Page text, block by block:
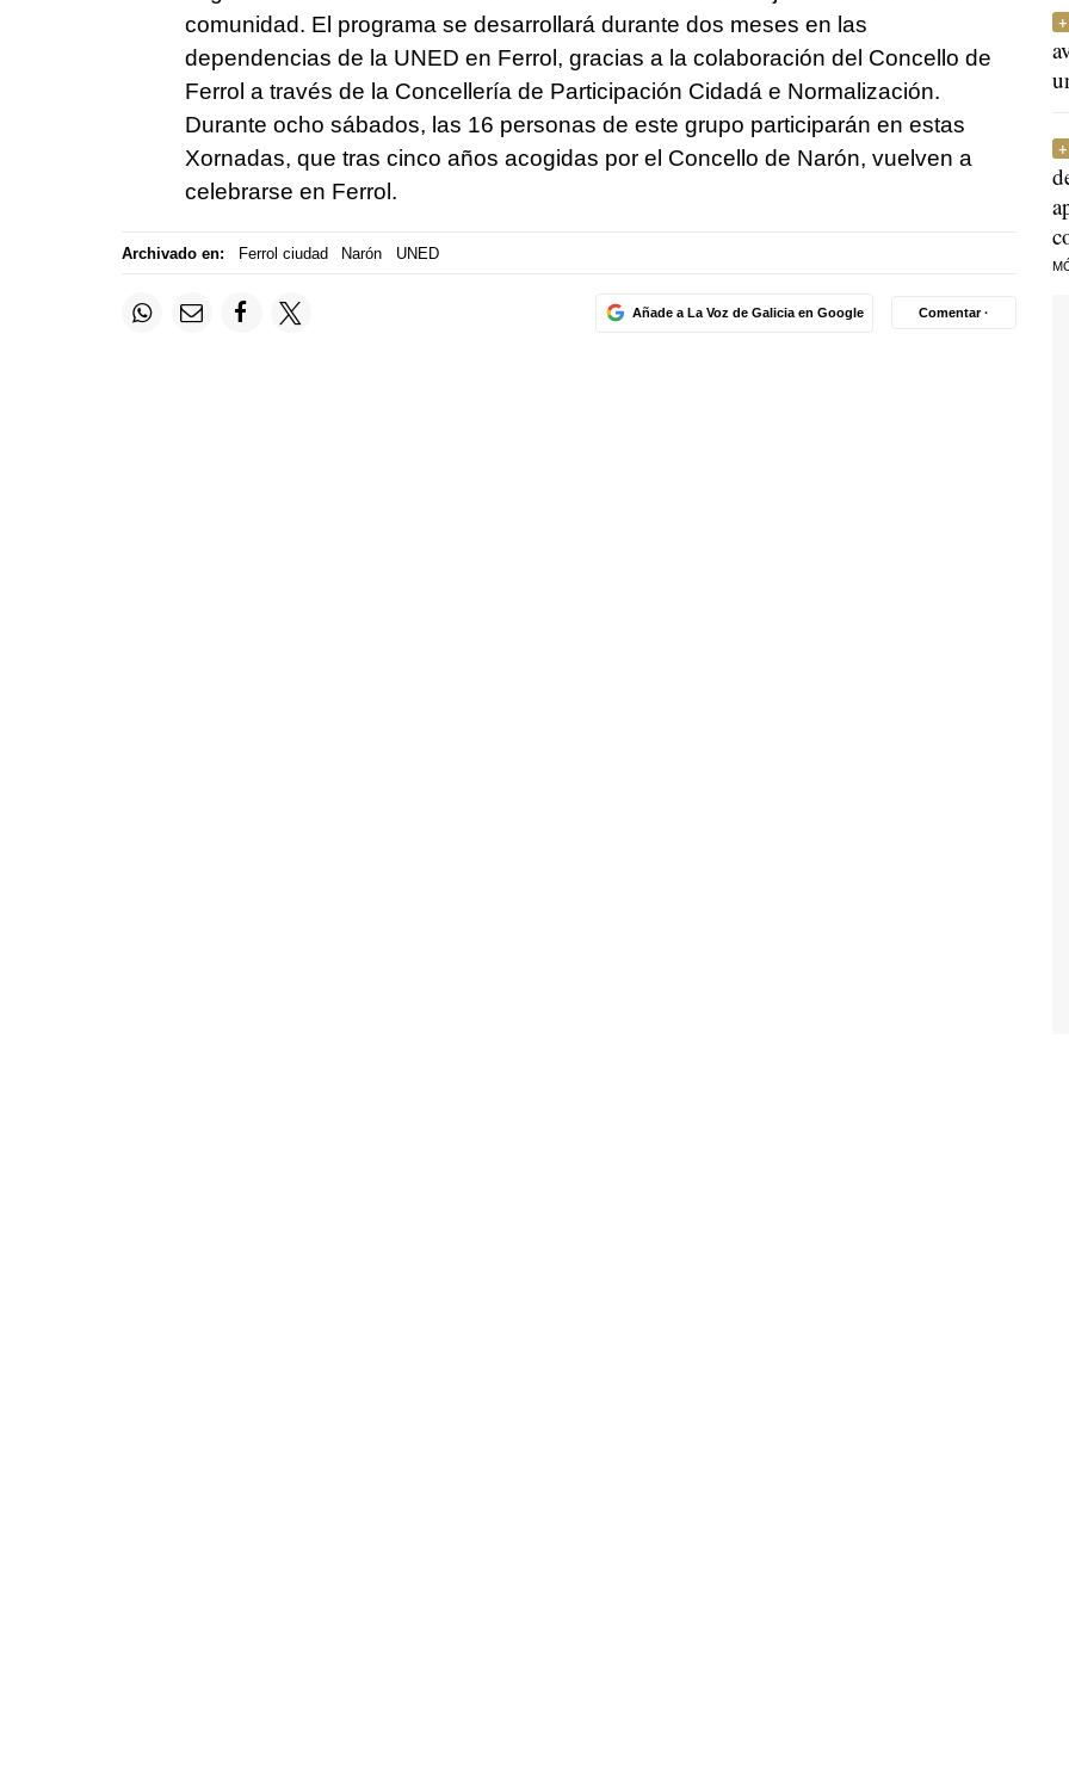
comunidad. El programa se desarrollará durante dos meses en las
dependencias de la UNED en Ferrol, gracias a la colaboración del Concello de
Ferrol a través de la Concellería de Participación Cidadá e Normalización.
Durante ocho sábados, las 16 personas de este grupo participarán en estas
Xornadas, que tras cinco años acogidas por el Concello de Narón, vuelven a
celebrarse en Ferrol.
Archivado en: Ferrol ciudad Narón UNED
Añade a La Voz de Galicia en Google Comentar ·